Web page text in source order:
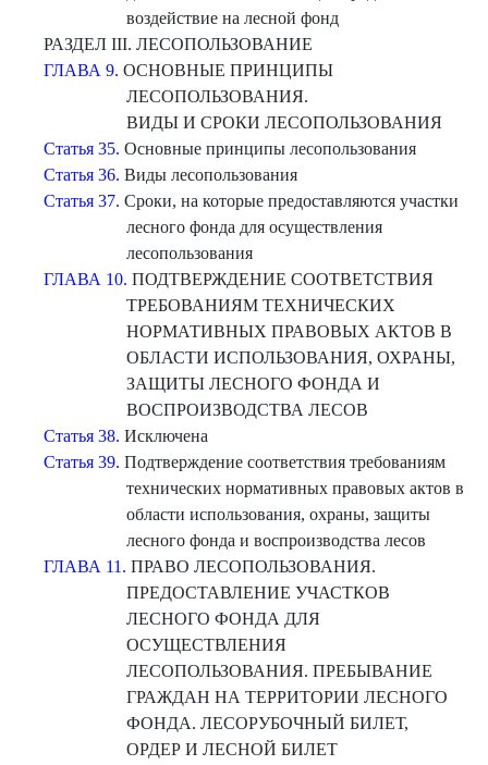
воздействие на лесной фонд
РАЗДЕЛ III. ЛЕСОПОЛЬЗОВАНИЕ
ГЛАВА 9. ОСНОВНЫЕ ПРИНЦИПЫ
ЛЕСОПОЛЬЗОВАНИЯ.
ВИДЫ И СРОКИ ЛЕСОПОЛЬЗОВАНИЯ
Статья 35. Основные принципы лесопользования
Статья 36. Виды лесопользования
Статья 37. Сроки, на которые предоставляются участки
лесного фонда для осуществления
лесопользования
ГЛАВА 10. ПОДТВЕРЖДЕНИЕ СООТВЕТСТВИЯ
ТРЕБОВАНИЯМ ТЕХНИЧЕСКИХ
НОРМАТИВНЫХ ПРАВОВЫХ АКТОВ В
ОБЛАСТИ ИСПОЛЬЗОВАНИЯ, ОХРАНЫ,
ЗАЩИТЫ ЛЕСНОГО ФОНДА И
ВОСПРОИЗВОДСТВА ЛЕСОВ
Статья 38. Исключена
Статья 39. Подтверждение соответствия требованиям
технических нормативных правовых актов в
области использования, охраны, защиты
лесного фонда и воспроизводства лесов
ГЛАВА 11. ПРАВО ЛЕСОПОЛЬЗОВАНИЯ.
ПРЕДОСТАВЛЕНИЕ УЧАСТКОВ
ЛЕСНОГО ФОНДА ДЛЯ
ОСУЩЕСТВЛЕНИЯ
ЛЕСОПОЛЬЗОВАНИЯ. ПРЕБЫВАНИЕ
ГРАЖДАН НА ТЕРРИТОРИИ ЛЕСНОГО
ФОНДА. ЛЕСОРУБОЧНЫЙ БИЛЕТ,
ОРДЕР И ЛЕСНОЙ БИЛЕТ